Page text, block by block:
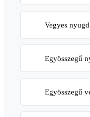
Vegyes
Egyösszegű
Egyösszegű